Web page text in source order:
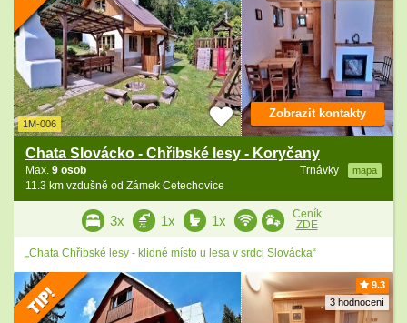
1M-006
Chata Slovácko - Chřibské lesy - Koryčany
Trnávky mapa
Max. 9 osob
11.3 km vzdušně od Zámek Cetechovice
Zobrazit kontakty
3x 1x 1x
Ceník
ZDE
„Chata Chřibské lesy - klidné místo u lesa v srdci Slovácka“
9.3
3 hodnocení